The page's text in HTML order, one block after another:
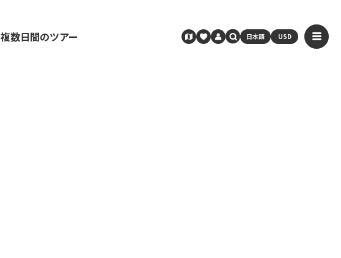
複数日間のツアー 日本語 USD